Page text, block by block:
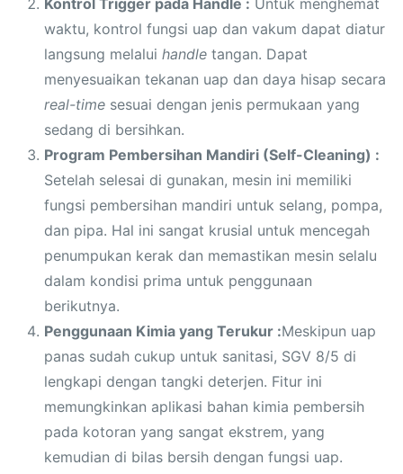
Kontrol Trigger pada Handle : Untuk menghemat
waktu, kontrol fungsi uap dan vakum dapat diatur
langsung melaluihandle tangan. Dapat
menyesuaikan tekanan uap dan daya hisap secara
real-time sesuai dengan jenis permukaan yang
sedang di bersihkan.
Program Pembersihan Mandiri (Self-Cleaning) :
Setelah selesai di gunakan, mesin ini memiliki
fungsi pembersihan mandiri untuk selang, pompa,
dan pipa. Hal ini sangat krusial untuk mencegah
penumpukan kerak dan memastikan mesin selalu
dalam kondisi prima untuk penggunaan
berikutnya.
Penggunaan Kimia yang Terukur :Meskipun uap
panas sudah cukup untuk sanitasi, SGV 8/5 di
lengkapi dengan tangki deterjen. Fitur ini
memungkinkan aplikasi bahan kimia pembersih
pada kotoran yang sangat ekstrem, yang
kemudian di bilas bersih dengan fungsi uap.